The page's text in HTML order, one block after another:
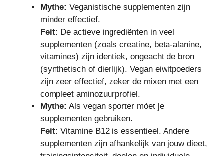
Mythe: Veganistische supplementen zijn
minder effectief.
Feit: De actieve ingrediënten in veel
supplementen (zoals creatine, beta-alanine,
vitamines) zijn identiek, ongeacht de bron
(synthetisch of dierlijk). Vegan eiwitpoeders
zijn zeer effectief, zeker de mixen met een
compleet aminozuurprofiel.
Mythe: Als vegan sporter móet je
supplementen gebruiken.
Feit: Vitamine B12 is essentieel. Andere
supplementen zijn afhankelijk van jouw dieet,